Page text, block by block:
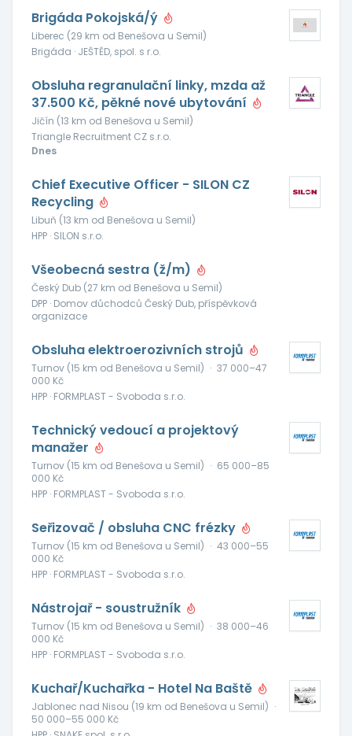
Brigáda Pokojská/ý
Liberec (29 km od Benešova u Semil)
Brigáda · JEŠTĚD, spol. s r.o.
Obsluha regranulační linky, mzda až
37.500 Kč, pěkné nové ubytování
Jičín (13 km od Benešova u Semil)
Triangle Recruitment CZ s.r.o.
Dnes
Chief Executive Officer - SILON CZ
Recycling
Libuň (13 km od Benešova u Semil)
HPP · SILON s.r.o.
Všeobecná sestra (ž/m)
Český Dub (27 km od Benešova u Semil)
DPP · Domov důchodců Český Dub, příspěvková
organizace
Obsluha elektroerozivních strojů
Turnov (15 km od Benešova u Semil) · 37 000–47
000 Kč
HPP · FORMPLAST - Svoboda s.r.o.
Technický vedoucí a projektový
manažer
Turnov (15 km od Benešova u Semil) · 65 000–85
000 Kč
HPP · FORMPLAST - Svoboda s.r.o.
Seřizovač / obsluha CNC frézky
Turnov (15 km od Benešova u Semil) · 43 000–55
000 Kč
HPP · FORMPLAST - Svoboda s.r.o.
Nástrojař - soustružník
Turnov (15 km od Benešova u Semil) · 38 000–46
000 Kč
HPP · FORMPLAST - Svoboda s.r.o.
Kuchař/Kuchařka - Hotel Na Baště
Jablonec nad Nisou (19 km od Benešova u Semil) ·
50 000–55 000 Kč